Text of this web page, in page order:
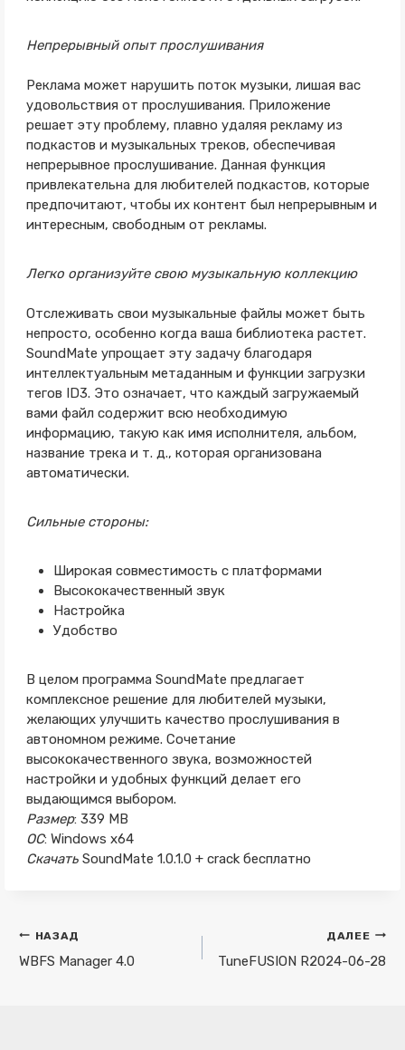
Непрерывный опыт прослушивания
Реклама может нарушить поток музыки, лишая вас
удовольствия от прослушивания. Приложение
решает эту проблему, плавно удаляя рекламу из
подкастов и музыкальных треков, обеспечивая
непрерывное прослушивание. Данная функция
привлекательна для любителей подкастов, которые
предпочитают, чтобы их контент был непрерывным и
интересным, свободным от рекламы.
Легко организуйте свою музыкальную коллекцию
Отслеживать свои музыкальные файлы может быть
непросто, особенно когда ваша библиотека растет.
SoundMate упрощает эту задачу благодаря
интеллектуальным метаданным и функции загрузки
тегов ID3. Это означает, что каждый загружаемый
вами файл содержит всю необходимую
информацию, такую как имя исполнителя, альбом,
название трека и т. д., которая организована
автоматически.
Сильные стороны:
Широкая совместимость с платформами
Высококачественный звук
Настройка
Удобство
В целом программа SoundMate предлагает
комплексное решение для любителей музыки,
желающих улучшить качество прослушивания в
автономном режиме. Сочетание
высококачественного звука, возможностей
настройки и удобных функций делает его
выдающимся выбором.
Размер: 339 MB
ОС: Windows x64
Скачать SoundMate 1.0.1.0 + crack бесплатно
Навигация
по
НАЗАД
WBFS Manager 4.0
ДАЛЕЕ
TuneFUSION R2024-06-28